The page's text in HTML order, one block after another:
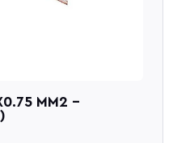
MM2 -